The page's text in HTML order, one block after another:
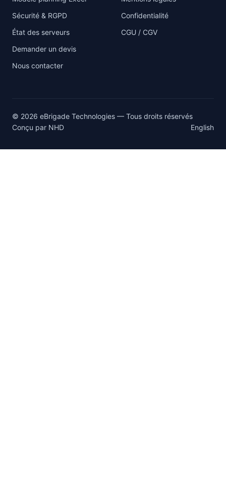
Sécurité & RGPD
État des serveurs
Demander un devis
Nous contacter
Confidentialité
CGU / CGV
© 2026 eBrigade Technologies — Tous droits réservés
Conçu par NHD English